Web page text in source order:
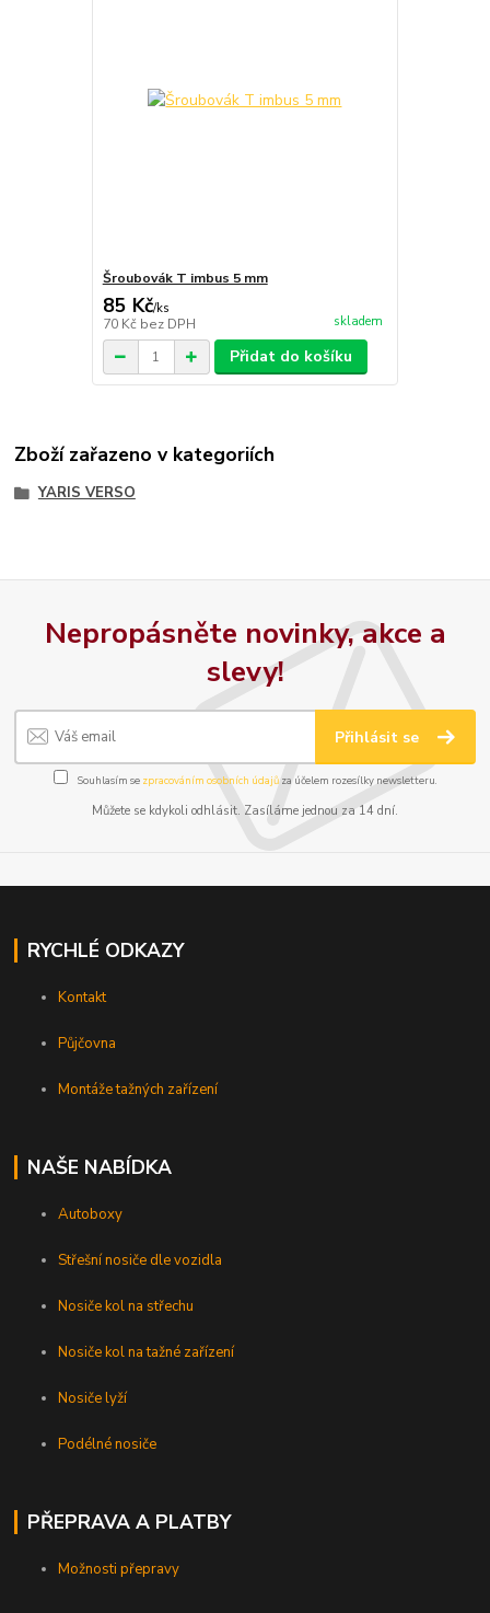
Šroubovák T imbus 5 mm
85 Kč/ks
70 Kč bez DPH skladem
Přidat do košíku
Zboží zařazeno v kategoriích
YARIS VERSO
Nepropásněte novinky, akce a
slevy!
Přihlásit se
Souhlasím se zpracováním osobních údajůza účelem rozesílky newsletteru.
Můžete se kdykoli odhlásit. Zasíláme jednou za 14 dní.
RYCHLÉ ODKAZY
Kontakt
Půjčovna
Montáže tažných zařízení
NAŠE NABÍDKA
Autoboxy
Střešní nosiče dle vozidla
Nosiče kol na střechu
Nosiče kol na tažné zařízení
Nosiče lyží
Podélné nosiče
PŘEPRAVA A PLATBY
Možnosti přepravy